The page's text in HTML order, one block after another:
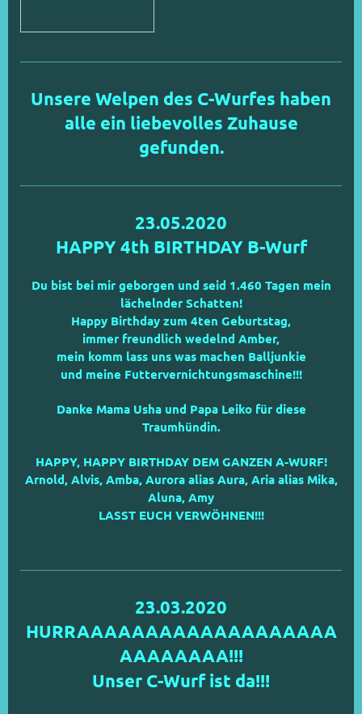
Unsere Welpen des C-Wurfes haben
alle ein liebevolles Zuhause
gefunden.
23.05.2020
HAPPY 4th BIRTHDAY B-Wurf
Du bist bei mir geborgen und seid 1.460 Tagen mein
lächelnder Schatten!
Happy Birthday zum 4ten Geburtstag,
immer freundlich wedelnd Amber,
mein komm lass uns was machen Balljunkie
und meine Futtervernichtungsmaschine!!!
Danke Mama Usha und Papa Leiko für diese
Traumhündin.
HAPPY, HAPPY BIRTHDAY DEM GANZEN A-WURF!
Arnold, Alvis, Amba, Aurora alias Aura, Aria alias Mika,
Aluna, Amy
LASST EUCH VERWÖHNEN!!!
23.03.2020
HURRAAAAAAAAAAAAAAAAAAA
AAAAAAAA!!!
Unser C-Wurf ist da!!!